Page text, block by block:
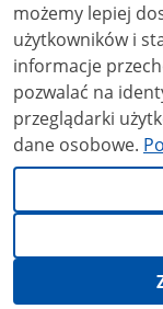
możemy lepiej
użytkowników i stale
informacje
pozwalać na
przeglądarki
dane osobowe.